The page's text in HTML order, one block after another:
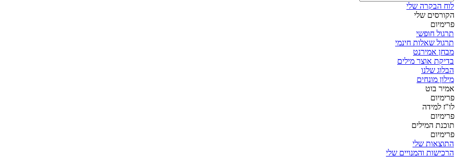
לוח הבקרה שלי
הקורסים שלי
פרימיום
תרגול חופשי
תרגול שאלות חינמי
מבחן אמירנט
בדיקת אוצר מילים
הבלוג שלנו
מילון מונחים
אמיר בוט
פרימיום
לו"ז למידה
פרימיום
תוכנת המילים
פרימיום
התוצאות שלי
הרכישות והמנויים שלי